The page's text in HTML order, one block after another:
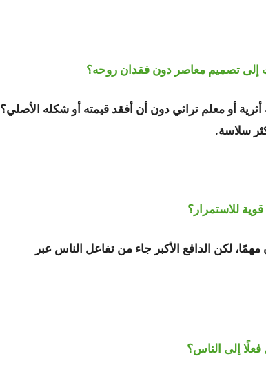
إلى تصميم معاصر دون فقدان روحه؟
أو معلم تراثي دون أن أفقد قيمته أو شكله الأصلي؟
سلاسة.
للاستمرار؟
مهمًا، لكن الدافع الأكبر جاء من تفاعل الناس عبر
إلى الناس؟